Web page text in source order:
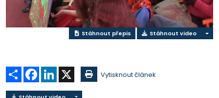
Stáhnout přepis Stáhnout video
Sdílet Facebook
LinkedIn Vytisknout článek